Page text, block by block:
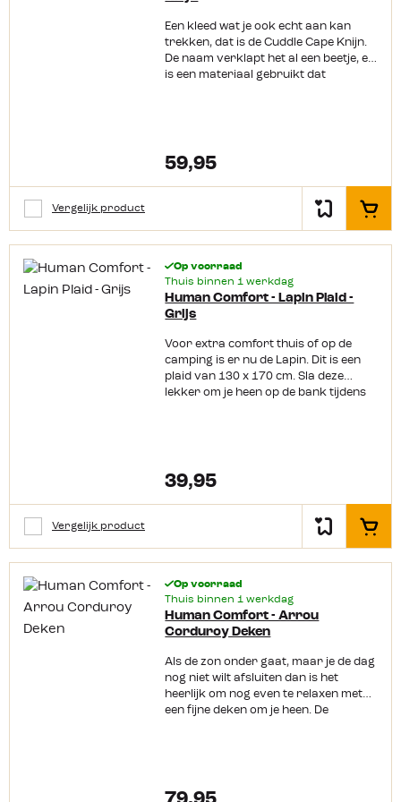
Een kleed wat je ook echt aan kan
trekken, dat is de Cuddle Cape Knijn.
De naam verklapt het al een beetje, er
is een materiaal gebruikt dat
en hij blijft goed om je lichaam zitten.
Vergeet die koude momenten op de
camping of thuis op de bank maar
nestel je lekker warm in de Cuddle
59,95
Vergelijk product In het
Op voorraad
Thuis binnen 1 werkdag
Human Comfort - Lapin Plaid -
Grijs
Voor extra comfort thuis of op de
camping is er nu de Lapin. Dit is een
plaid van 130 x 170 cm. Sla deze
lekker om je heen op de bank tijdens
voelt extra zacht aan, maar het
isoleert ook nog eens. Ook is deze
ideaal voor koude nachten in de tent
om als extra laag over je slaapzak te
leggen. Afmeting: 130 cm bij 170 cm
39,95
Vergelijk product In het
Op voorraad
Thuis binnen 1 werkdag
Human Comfort - Arrou
Corduroy Deken
Als de zon onder gaat, maar je de dag
nog niet wilt afsluiten dan is het
heerlijk om nog even te relaxen met
een fijne deken om je heen. De
verkrijgbaar. Kaarsjes aan, glaasje